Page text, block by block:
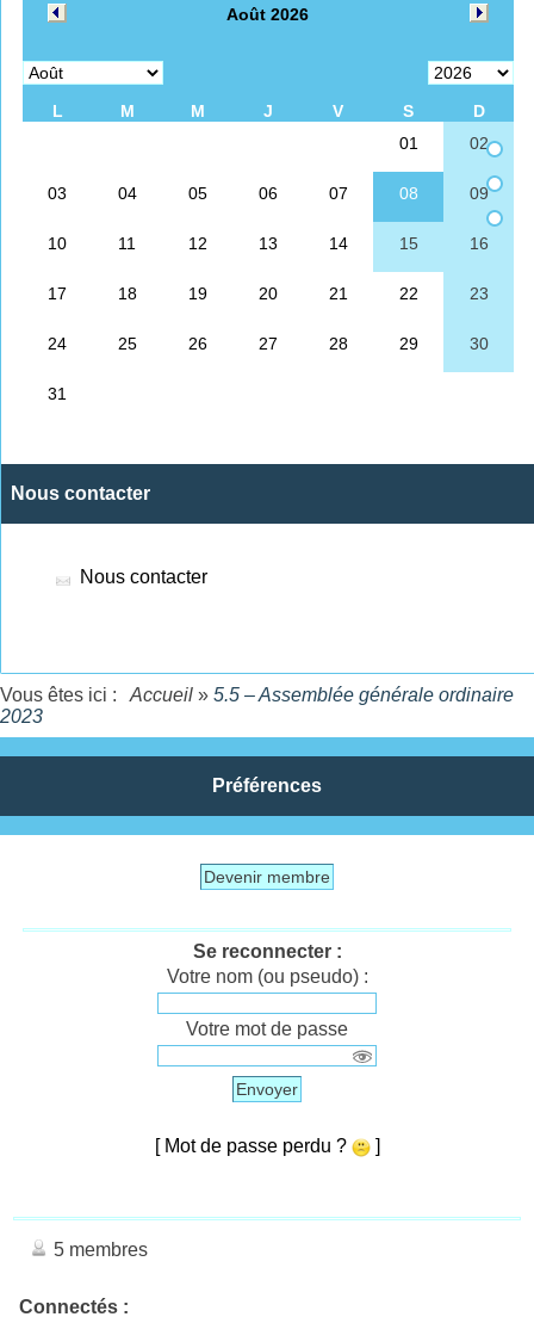
Nous contacter
Nous contacter
Vous êtes ici : Accueil » 5.5 – Assemblée générale ordinaire
2023
Préférences
Devenir membre
Se reconnecter :
Votre nom (ou pseudo) :
Votre mot de passe
Envoyer
[ Mot de passe perdu ? ]
5 membres
Connectés :